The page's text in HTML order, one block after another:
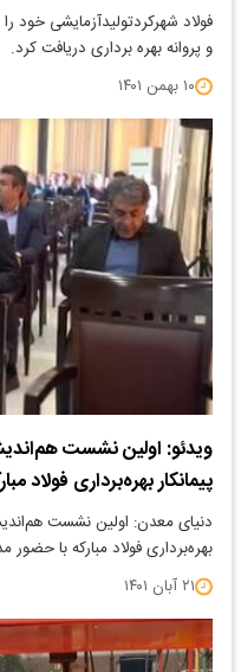
فولاد شهرکردتولیدآزمایشی خود
و پروانه بهره برداری دریافت کرد.
۱۰ بهمن ۱۴۰۱
ویدئو: اولین نشست
پیمانکار بهره‌برداری فولاد
دنیای معدن: اولین نشست
بهره‌برداری فولاد مبارکه با
۲۱ آبان ۱۴۰۱